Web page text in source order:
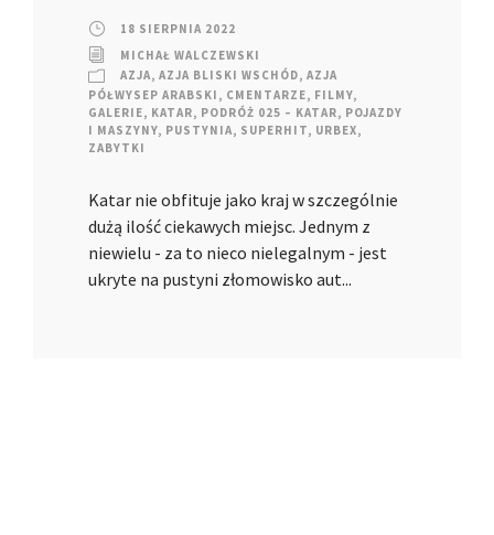
18 SIERPNIA 2022
MICHAŁ WALCZEWSKI
AZJA, AZJA BLISKI WSCHÓD, AZJA
PÓŁWYSEP ARABSKI , CMENTARZE, FILMY,
GALERIE, KATAR, PODRÓŻ 025 – KATAR, POJAZDY
I MASZYNY, PUSTYNIA, SUPERHIT, URBEX,
ZABYTKI
Katar nie obfituje jako kraj w szczególnie
dużą ilość ciekawych miejsc. Jednym z
niewielu - za to nieco nielegalnym - jest
ukryte na pustyni złomowisko aut...